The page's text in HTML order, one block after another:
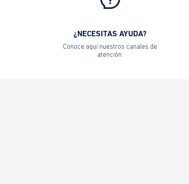
¿NECESITAS AYUDA?
Conoce aquí nuestros canales de
atención.